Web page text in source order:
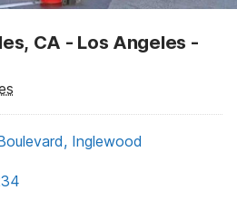
CA - Los Angeles -
Inglewood